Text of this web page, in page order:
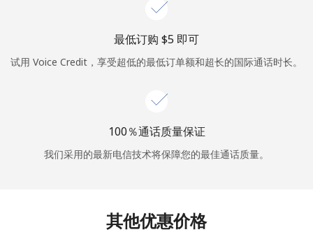
或
者
最低订购 ⁦$5⁩ 即可
试用 Voice Credit，享受超低的最低订单额和超长的国际通话时长。
100％通话质量保证
我们采用的最新电信技术将保障您的最佳通话质量。
其他优惠价格